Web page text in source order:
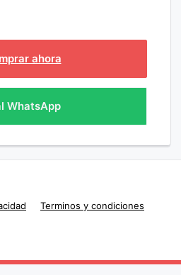
ahora
WhatsApp
Terminos y condiciones